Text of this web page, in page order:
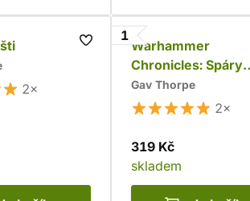
2×
1
Warhammer
Chronicles: Spáry
Chaosu
Gav Thorpe
2×
319 Kč
skladem